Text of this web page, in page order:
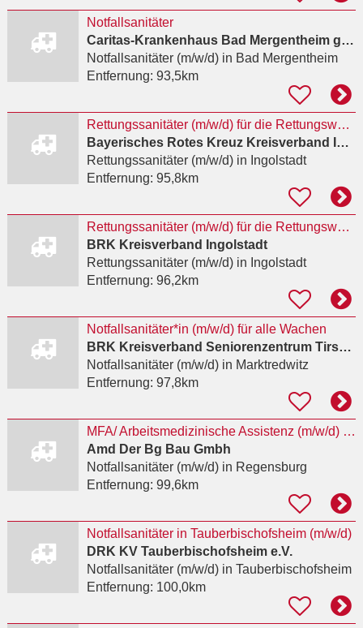
Notfallsanitäter
Caritas-Krankenhaus Bad Mergentheim gGmbH
Notfallsanitäter (m/w/d)in Bad Mergentheim
Entfernung: 93,5km
Rettungssanitäter (m/w/d) für die Rettungswache Mitte
Bayerisches Rotes Kreuz Kreisverband Ingolstadt
Rettungssanitäter (m/w/d)in Ingolstadt
Entfernung: 95,8km
Rettungssanitäter (m/w/d) für die Rettungswache Mitte
BRK Kreisverband Ingolstadt
Rettungssanitäter (m/w/d)in Ingolstadt
Entfernung: 96,2km
Notfallsanitäter*in (m/w/d) für alle Wachen
BRK Kreisverband Seniorenzentrum Tirschenreuth
Notfallsanitäter (m/w/d)in Marktredwitz
Entfernung: 97,8km
MFA/ Arbeitsmedizinische Assistenz (m/w/d) befristet auf 2 Jahre
Amd Der Bg Bau Gmbh
Notfallsanitäter (m/w/d)in Regensburg
Entfernung: 99,6km
Notfallsanitäter in Tauberbischofsheim (m/w/d)
DRK KV Tauberbischofsheim e.V.
Notfallsanitäter (m/w/d)in Tauberbischofsheim
Entfernung: 100,0km